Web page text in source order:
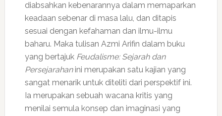
diabsahkan kebenarannya dalam memaparkan
keadaan sebenar di masa lalu, dan ditapis
sesuai dengan kefahaman dan ilmu-ilmu
baharu. Maka tulisan Azmi Arifin dalam buku
yang bertajuk Feudalisme: Sejarah dan
Persejarahanini merupakan satu kajian yang
sangat menarik untuk diteliti dari perspektif ini.
Ia merupakan sebuah wacana kritis yang
menilai semula konsep dan imaginasi yang